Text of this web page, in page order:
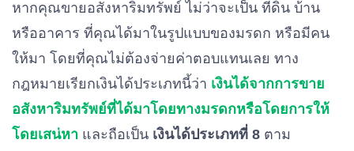
หากคุณขายอสังหาริมทรัพย์ ไม่ว่าจะเป็น ที่ดิน บ้าน
หรืออาคาร ที่คุณได้มาในรูปแบบของมรดก หรือมีคน
ให้มา โดยที่คุณไม่ต้องจ่ายค่าตอบแทนเลย ทาง
กฎหมายเรียกเงินได้ประเภทนี้ว่า เงินได้จากการขาย
อสังหาริมทรัพย์ที่ได้มาโดยทางมรดกหรือโดยการให้
โดยเสน่หา และถือเป็น เงินได้ประเภทที่ 8 ตาม